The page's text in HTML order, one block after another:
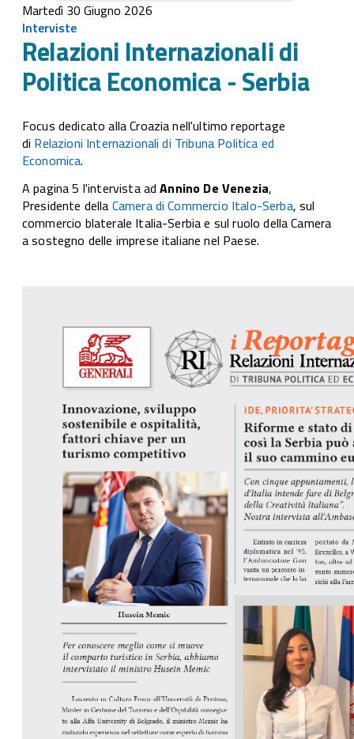
Martedì 30 Giugno 2026
Interviste
Relazioni Internazionali di
Politica Economica - Serbia
Focus dedicato alla Croazia nell'ultimo reportage
di Relazioni Internazionali di Tribuna Politica ed
Economica.
A pagina 5 l'intervista adAnnino De Venezia,
Presidente della Camera di Commercio Italo-Serba, sul
commercio blaterale Italia-Serbia e sul ruolo della Camera
a sostegno delle imprese italiane nel Paese.